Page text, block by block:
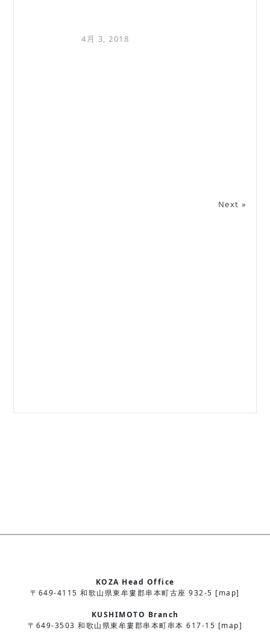
4月 3, 2018
Next »
KOZA Head Office
〒649-4115 和歌山県東牟婁郡串本町古座 932-5 [map]
KUSHIMOTO Branch
〒649-3503 和歌山県東牟婁郡串本町串本 617-15 [map]